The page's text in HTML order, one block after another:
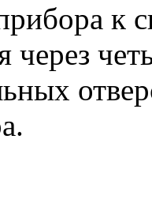
к
через